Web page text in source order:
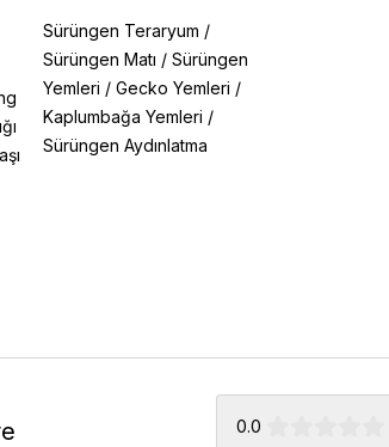
Sürüngen Teraryum /
Sürüngen Matı / Sürüngen
Yemleri / Gecko Yemleri /
Kaplumbağa Yemleri /
Sürüngen Aydınlatma
0.0